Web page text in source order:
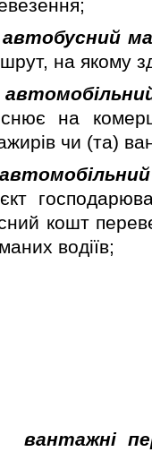
автобусний
на якому
на
чи (та)
кошт
водiїв;
вантажнi